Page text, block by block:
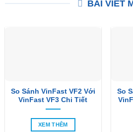
BÀI VIẾT
So Sánh VinFast VF2 Với
VinFast VF3 Chi Tiết
XEM THÊM
So